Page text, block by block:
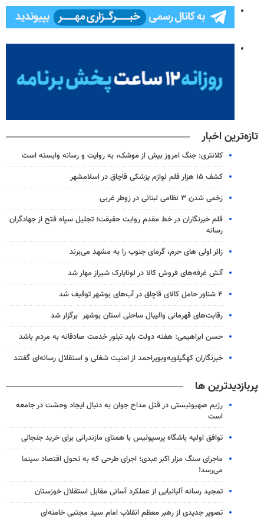
تازه‌ترین اخبار
کلانتری: جنگ امروز بیش از موشک، به روایت و رسانه وابسته است
کشف ۱۵ هزار قلم لوازم پزشکی قاچاق در اسلامشهر
زخمی شدن ۳ نظامی لبنانی در زوطر غربی
قلم خبرنگاران در خط مقدم روایت حقیقت؛ تجلیل سپاه فتح از جهادگران
رسانه
زائر اولی های حرم، گرمای جنوب را به مشهد می‌برند
آتش غرفه‌های فروش کالا در لوناپارک شیراز مهار شد
۴ شناور حامل کالای قاچاق در آب‌های بوشهر توقیف شد
رقابت‌های قهرمانی والیبال ساحلی استان بوشهر برگزار شد
حسن ابراهیمی: هفته دولت باید تبلور خدمت صادقانه به مردم باشد
خبرنگاران کهگیلویه‌وبویراحمد از امنیت شغلی و استقلال رسانه‌ای گفتند
پربازدیدترین ها
رژیم صهیونیستی در قتل مداح جوان به دنبال ایجاد وحشت در جامعه
است
توافق اولیه باشگاه پرسپولیس با همتای مازندرانی برای خرید جنجالی
ماجرای سنگ مزار اکبر عبدی؛ اجرای طرحی که به تحول اقتصاد سینما
می‌رسد!
تمجید رسانه آلبانیایی از عملکرد آسانی مقابل استقلال خوزستان
تصویر جدیدی از رهبر معظم انقلاب امام سید مجتبی خامنه‌ای